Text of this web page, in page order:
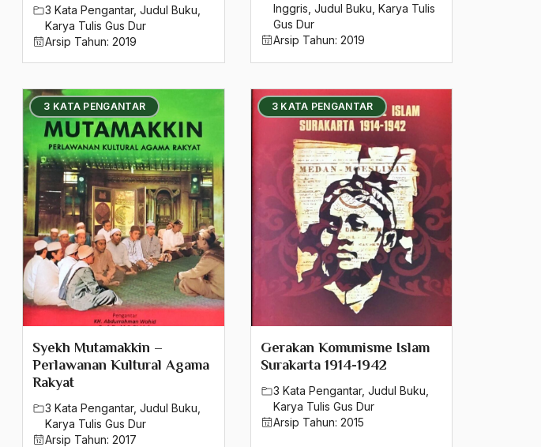
3 Kata Pengantar,Judul Buku
Karya Tulis Gus Dur
Arsip Tahun:2019
Inggris Judul Buku Karya Tulis
Gus Dur
Arsip Tahun: 2019
3 KATA PENGANTAR
Syekh Mutamakkin –
Perlawanan Kultural Agama
Rakyat
3 Kata Pengantar,Judul Buku
Karya Tulis Gus Dur
Arsip Tahun:2017
3 KATA PENGANTAR
Gerakan Komunisme Islam
Surakarta 1914-1942
3 Kata Pengantar, Judul Buku
Karya Tulis Gus Dur
Arsip Tahun: 2015